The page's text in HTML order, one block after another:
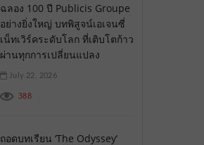
ฉลอง 100 ปี Publicis Groupe
อย่างยิ่งใหญ่ บทพิสูจน์เอเจนซี่
เน็ทเวิร์คระดับโลก ที่เติบโตก้าว
ผ่านทุกการเปลี่ยนแปลง
July 22, 2026
388
ถอดบทเรียน ‘The Odyssey’